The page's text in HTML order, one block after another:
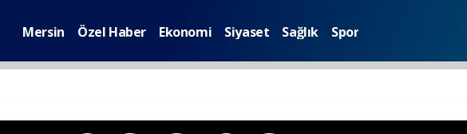
Mersin Özel Haber Ekonomi Siyaset Sağlık Spor